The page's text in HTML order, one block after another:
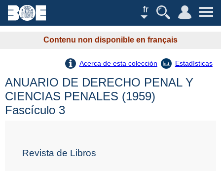
fr
Contenu non disponible en français
Acerca de esta colección Estadísticas
ANUARIO DE DERECHO PENAL Y
CIENCIAS PENALES (1959)
Fascículo 3
Revista de Libros